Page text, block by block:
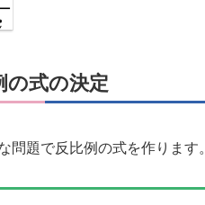
の式の決定
問題で反比例の式を作ります。